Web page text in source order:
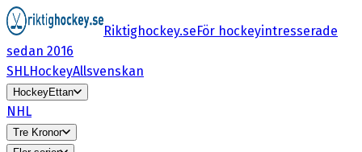
Riktighockey.seFör hockeyintresserade
sedan 2016
SHLHockeyAllsvenskan
HockeyEttan
NHL
Tre Kronor